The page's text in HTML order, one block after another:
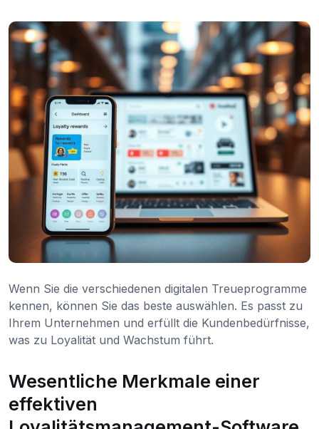
Wenn Sie die verschiedenen digitalen Treueprogramme
kennen, können Sie das beste auswählen. Es passt zu
Ihrem Unternehmen und erfüllt die Kundenbedürfnisse,
was zu Loyalität und Wachstum führt.
Wesentliche Merkmale einer
effektiven